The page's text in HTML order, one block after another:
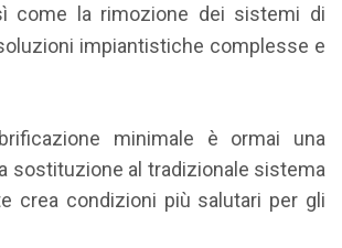
come la rimozione dei sistemi di
impiantistiche complesse e
minimale è ormai una
sostituzione al tradizionale sistema
crea condizioni più salutari per gli